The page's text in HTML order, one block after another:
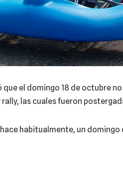
el domingo 18 de octubre
las cuales fueron
habitualmente, un